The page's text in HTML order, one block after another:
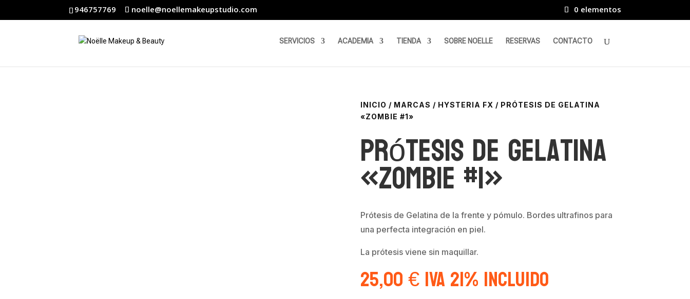
946757769 noelle@noellemakeupstudio.com 0 elementos
SERVICIOS ACADEMIA TIENDA SOBRE NOELLE RESERVAS CONTACTO
INICIO / MARCAS / HYSTERIA FX / PRÓTESIS DE GELATINA
«ZOMBIE #1»
Prótesis de Gelatina
«Zombie #1»
Prótesis de Gelatina de la frente y pómulo. Bordes ultrafinos para
una perfecta integración en piel.
La prótesis viene sin maquillar.
25,00€IVA 21% Incluido